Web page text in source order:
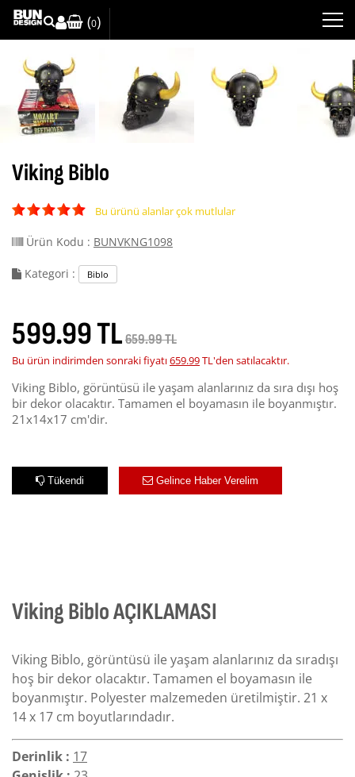
(0)
Viking Biblo
Bu ürünü alanlar çok mutlular
Ürün Kodu : BUNVKNG1098
Kategori : Biblo
599.99 TL659.99 TL
Bu ürün indirimden sonraki fiyatı659.99TL'den satılacaktır.
Viking Biblo, görüntüsü ile yaşam alanlarınız da sıra dışı hoş
bir dekor olacaktır. Tamamen el boyamasın ile boyanmıştır.
21x14x17 cm'dir.
Tükendi Gelince Haber Verelim
Viking Biblo AÇIKLAMASI
Viking Biblo, görüntüsü ile yaşam alanlarınız da sıradışı
hoş bir dekor olacaktır. Tamamen el boyamasın ile
boyanmıştır. Polyester malzemeden üretilmiştir. 21 x
14 x 17 cm boyutlarındadır.
Derinlik : 17